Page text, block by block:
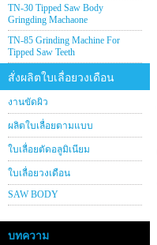
TN-30 Tipped Saw Body
Gringding Machaone
TN-85 Grinding Machine For
Tipped Saw Teeth
สั่งผลิตใบเลื่อยวงเดือน
งานขัดผิว
ผลิตใบเลื่อยตามแบบ
ใบเลื่อยตัดอลูมิเนียม
ใบเลื่อยวงเดือน
SAW BODY
บทความ